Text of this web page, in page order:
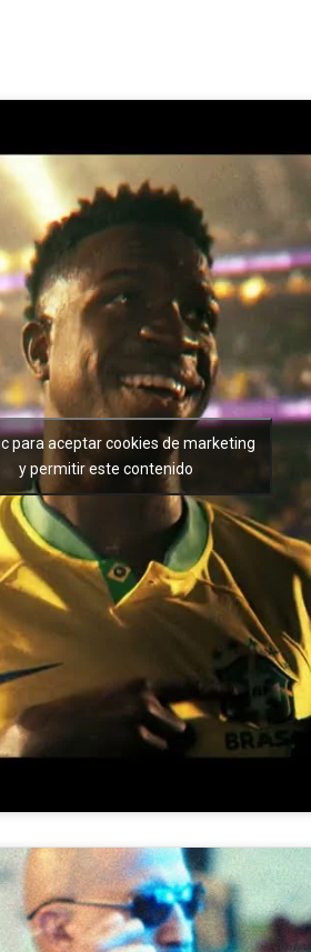
para aceptar cookies de marketing
y permitir este contenido